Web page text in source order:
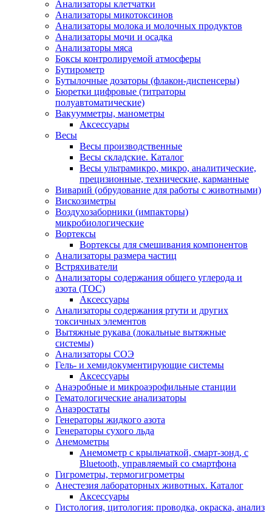
Анализаторы клетчатки
Анализаторы микотоксинов
Анализаторы молока и молочных продуктов
Анализаторы мочи и осадка
Анализаторы мяса
Боксы контролируемой атмосферы
Бутирометр
Бутылочные дозаторы (флакон-диспенсеры)
Бюретки цифровые (титраторы
полуавтоматические)
Вакуумметры, манометры
Аксессуары
Весы
Весы производственные
Весы складские. Каталог
Весы ультрамикро, микро, аналитические,
прецизионные, технические, карманные
Виварий (обрудование для работы с животными)
Вискозиметры
Воздухозаборники (импакторы)
микробиологические
Вортексы
Вортексы для смешивания компонентов
Анализаторы размера частиц
Встряхиватели
Анализаторы содержания общего углерода и
азота (ТОС)
Аксессуары
Анализаторы содержания ртути и других
токсичных элементов
Вытяжные рукава (локальные вытяжные
системы)
Анализаторы СОЭ
Гель- и хемидокументирующие системы
Аксессуары
Анаэробные и микроаэрофильные станции
Гематологические анализаторы
Анаэростаты
Генераторы жидкого азота
Генераторы сухого льда
Анемометры
Анемометр с крыльчаткой, смарт-зонд, с
Bluetooth, управляемый со смартфона
Гигрометры, термогигрометры
Анестезия лабораторных животных. Каталог
Аксессуары
Гистология, цитология: проводка, окраска, анализ